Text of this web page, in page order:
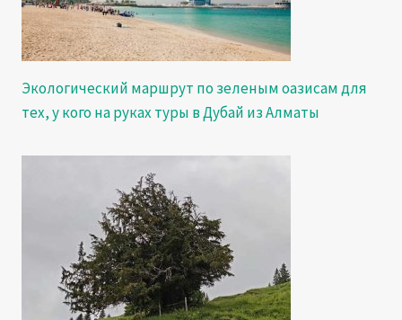
Экологический маршрут по зеленым оазисам для
тех, у кого на руках туры в Дубай из Алматы